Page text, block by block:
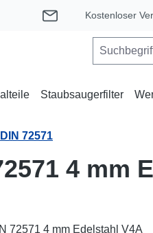
Kostenloser
Staubsaugerfilter
DIN 72571
4 mm